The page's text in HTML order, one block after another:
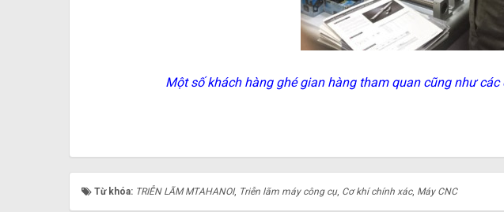
Một số khách hàng ghé gian hàng tham quan cũng như
Từ khóa: TRIỄN LÃM MTAHANOI, Triễn lãm máy công cụ, Cơ khí chính xác, Máy CNC